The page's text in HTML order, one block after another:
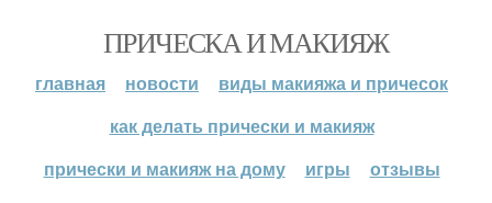
ПРИЧЕСКА И МАКИЯЖ
главная новости
виды макияжа и причесок
как делать прически и макияж
прически и макияж на дому
игры отзывы